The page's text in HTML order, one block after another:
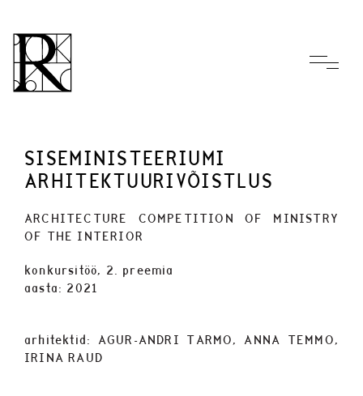
SISEMINISTEERIUMI
ARHITEKTUURIVÕISTLUS
ARCHITECTURE COMPETITION OF MINISTRY
OF THE INTERIOR
konkursitöö, 2. preemia
aasta: 2021
arhitektid: AGUR-ANDRI TARMO, ANNA TEMMO,
IRINA RAUD